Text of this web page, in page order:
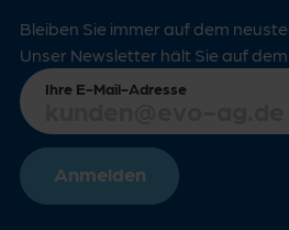
Bleiben Sie immer auf dem
Unser Newsletter hält Sie auf
Ihre E-Mail-Adresse
Anmelden